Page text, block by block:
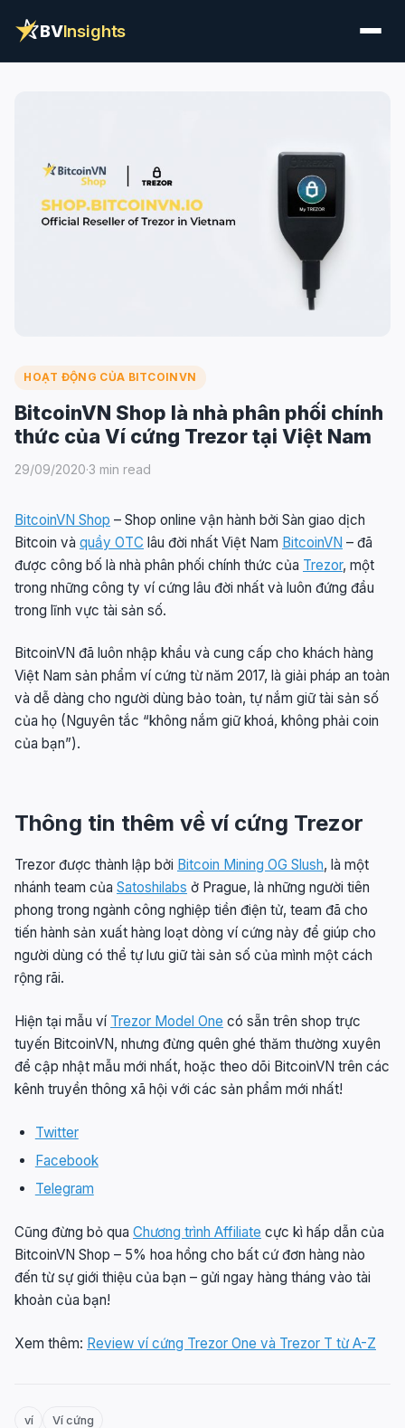
BVInsights
HOẠT ĐỘNG CỦA BITCOINVN
BitcoinVN Shop là nhà phân phối chính
thức của Ví cứng Trezor tại Việt Nam
29/09/2020·3 min read
BitcoinVN Shop – Shop online vận hành bởi Sàn giao dịch
Bitcoin và quầy OTC lâu đời nhất Việt Nam BitcoinVN – đã
được công bố là nhà phân phối chính thức của Trezor, một
trong những công ty ví cứng lâu đời nhất và luôn đứng đầu
trong lĩnh vực tài sản số.
BitcoinVN đã luôn nhập khẩu và cung cấp cho khách hàng
Việt Nam sản phẩm ví cứng từ năm 2017, là giải pháp an toàn
và dễ dàng cho người dùng bảo toàn, tự nắm giữ tài sản số
của họ (Nguyên tắc “không nắm giữ khoá, không phải coin
của bạn”).
Thông tin thêm về ví cứng Trezor
Trezor được thành lập bởi Bitcoin Mining OG Slush, là một
nhánh team của Satoshilabs ở Prague, là những người tiên
phong trong ngành công nghiệp tiền điện tử, team đã cho
tiến hành sản xuất hàng loạt dòng ví cứng này để giúp cho
người dùng có thể tự lưu giữ tài sản số của mình một cách
rộng rãi.
Hiện tại mẫu ví Trezor Model One có sẵn trên shop trực
tuyến BitcoinVN, nhưng đừng quên ghé thăm thường xuyên
để cập nhật mẫu mới nhất, hoặc theo dõi BitcoinVN trên các
kênh truyền thông xã hội với các sản phẩm mới nhất!
Twitter
Facebook
Telegram
Cũng đừng bỏ qua Chương trình Affiliate cực kì hấp dẫn của
BitcoinVN Shop – 5% hoa hồng cho bất cứ đơn hàng nào
đến từ sự giới thiệu của bạn – gửi ngay hàng tháng vào tài
khoản của bạn!
Xem thêm: Review ví cứng Trezor One và Trezor T từ A-Z
ví Ví cứng